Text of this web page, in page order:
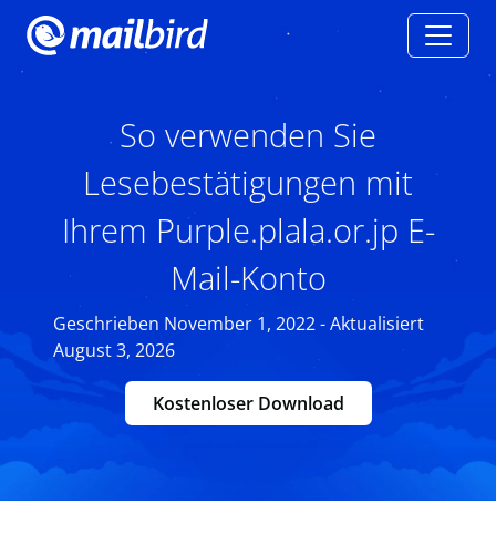
So verwenden Sie
Lesebestätigungen mit
Ihrem Purple.plala.or.jp E-
Mail-Konto
Geschrieben November 1, 2022 - Aktualisiert
August 3, 2026
Kostenloser Download